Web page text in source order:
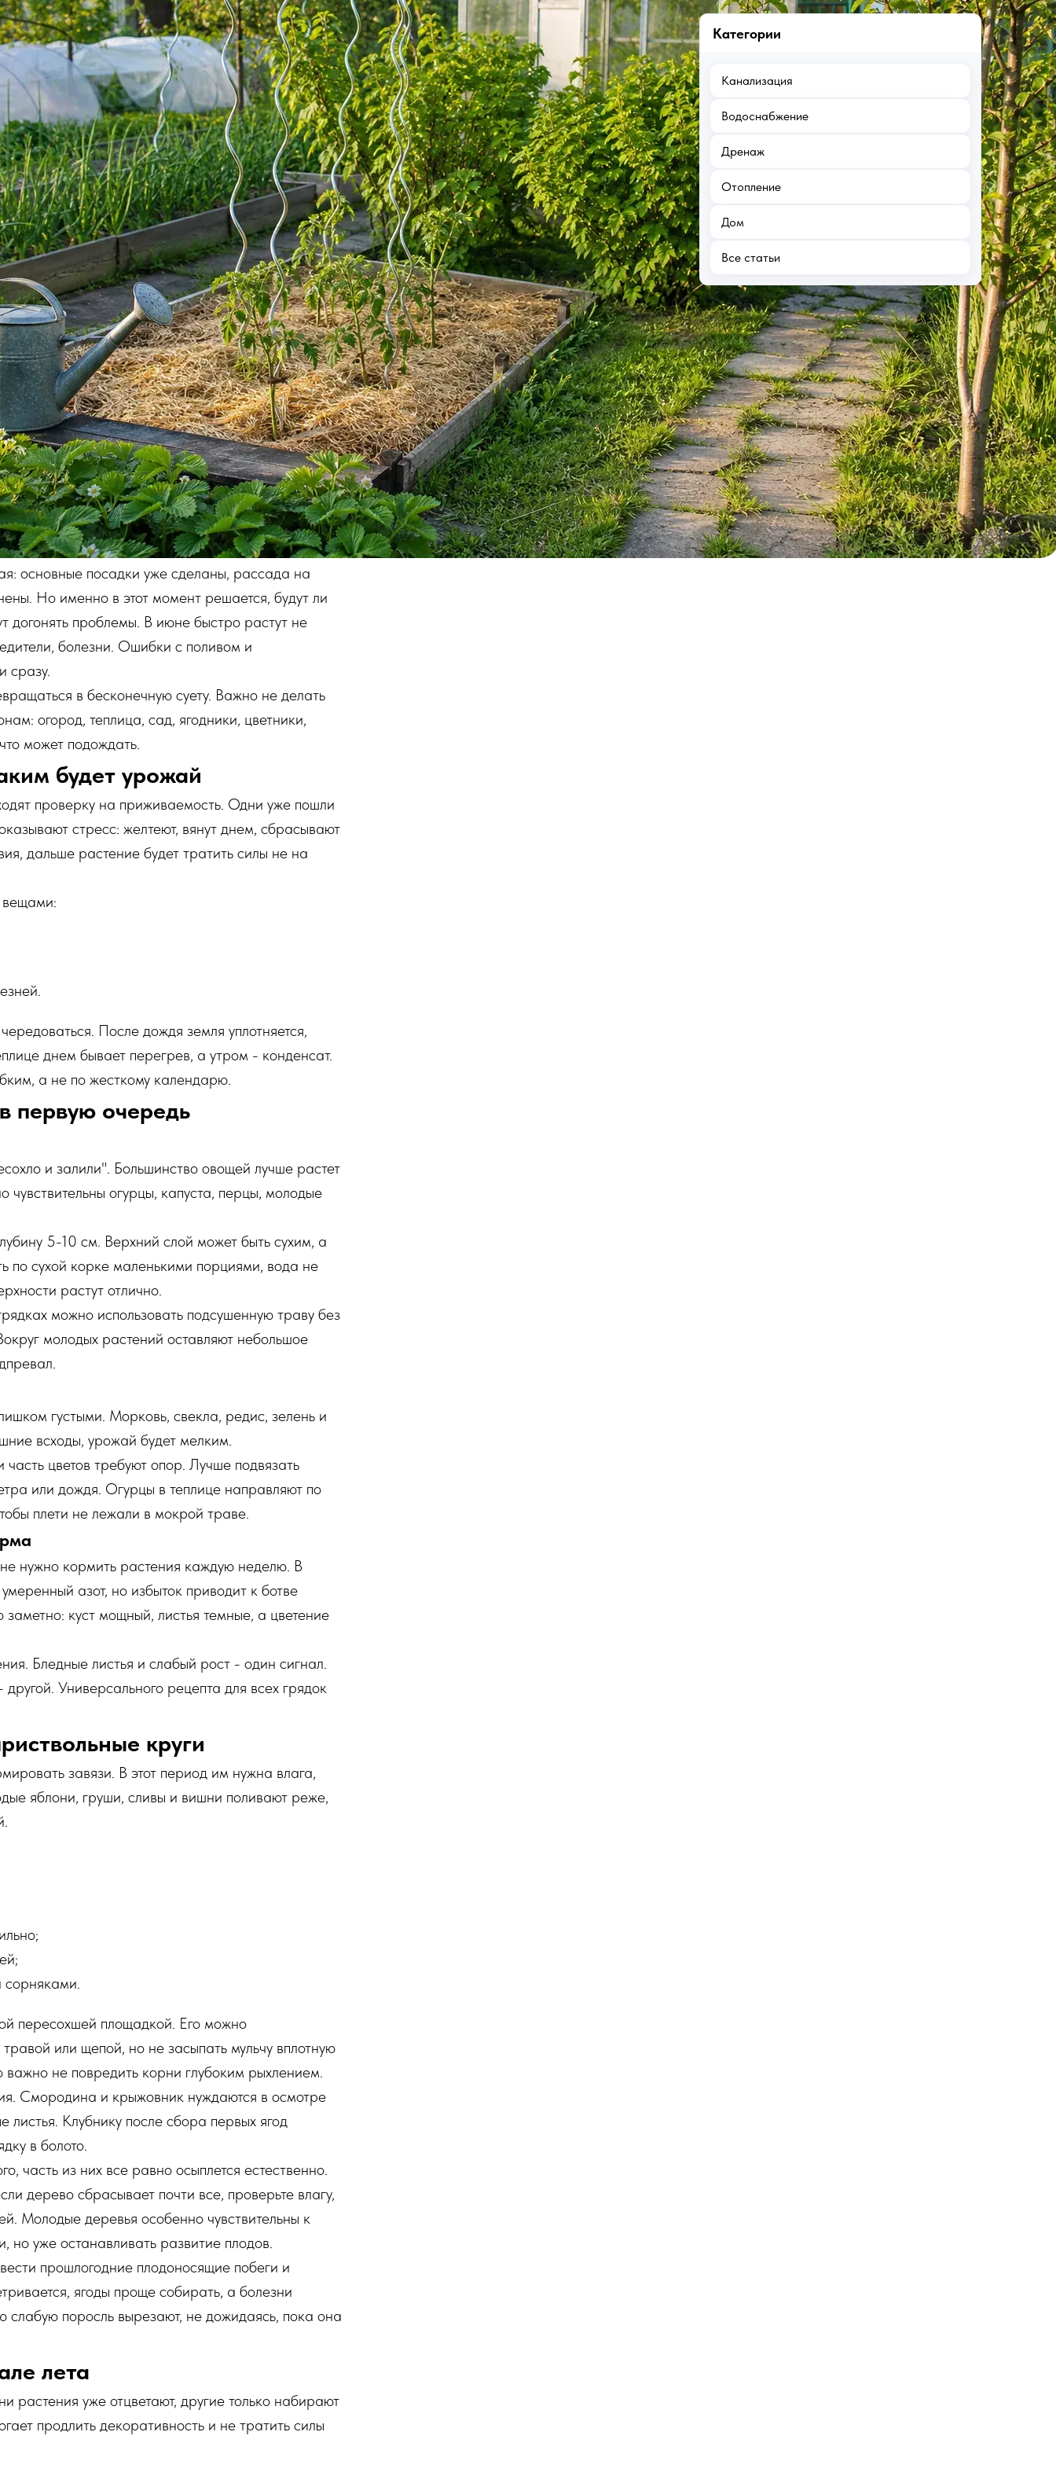
основные посадки уже сделаны, рассада на
Но именно в этот момент решается, будут ли
догонять проблемы. В июне быстро растут не
болезни. Ошибки с поливом и
сразу.
в бесконечную суету. Важно не делать
огород, теплица, сад, ягодники, цветники,
может подождать.
будет урожай
проверку на приживаемость. Одни уже пошли
стресс: желтеют, вянут днем, сбрасывают
дальше растение будет тратить силы не на
вещами:
После дождя земля уплотняется,
днем бывает перегрев, а утром - конденсат.
а не по жесткому календарю.
первую очередь
и залили". Большинство овощей лучше растет
огурцы, капуста, перцы, молодые
5-10 см. Верхний слой может быть сухим, а
по сухой корке маленькими порциями, вода не
растут отлично.
можно использовать подсушенную траву без
молодых растений оставляют небольшое
густыми. Морковь, свекла, редис, зелень и
всходы, урожай будет мелким.
цветов требуют опор. Лучше подвязать
или дождя. Огурцы в теплице направляют по
плети не лежали в мокрой траве.
нужно кормить растения каждую неделю. В
азот, но избыток приводит к ботве
куст мощный, листья темные, а цветение
Бледные листья и слабый рост - один сигнал.
Универсального рецепта для всех грядок
круги
завязи. В этот период им нужна влага,
яблони, груши, сливы и вишни поливают реже,
сорняками.
пересохшей площадкой. Его можно
или щепой, но не засыпать мульчу вплотную
не повредить корни глубоким рыхлением.
Смородина и крыжовник нуждаются в осмотре
Клубнику после сбора первых ягод
в болото.
часть из них все равно осыплется естественно.
дерево сбрасывает почти все, проверьте влагу,
Молодые деревья особенно чувствительны к
но уже останавливать развитие плодов.
прошлогодние плодоносящие побеги и
ягоды проще собирать, а болезни
поросль вырезают, не дожидаясь, пока она
лета
растения уже отцветают, другие только набирают
продлить декоративность и не тратить силы
Категории
Канализация
Водоснабжение
Дренаж
Отопление
Дом
Все статьи